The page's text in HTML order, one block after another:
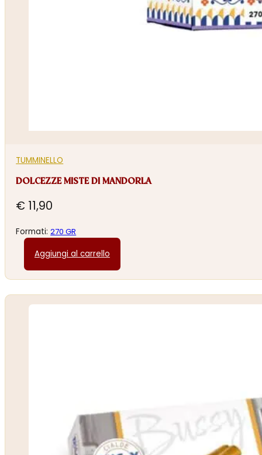
TUMMINELLO
DOLCEZZE MISTE DI MANDORLA
€ 11,90
Formati:270 GR
Aggiungi al carrello